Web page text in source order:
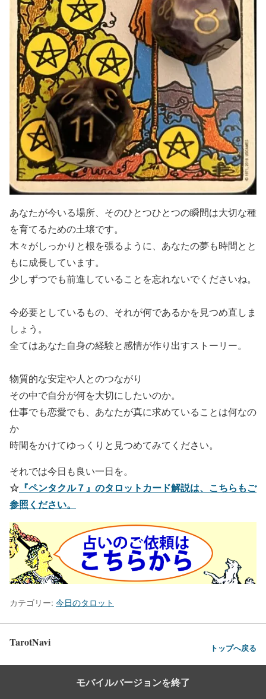
あなたが今いる場所、そのひとつひとつの瞬間は大切な種
を育てるための土壌です。
木々がしっかりと根を張るように、あなたの夢も時間とと
もに成長しています。
少しずつでも前進していることを忘れないでくださいね。
今必要としているもの、それが何であるかを見つめ直しま
しょう。
全てはあなた自身の経験と感情が作り出すストーリー。
物質的な安定や人とのつながり
その中で自分が何を大切にしたいのか。
仕事でも恋愛でも、あなたが真に求めていることは何なの
か
時間をかけてゆっくりと見つめてみてください。
それでは今日も良い一日を。
☆ 『ペンタクル７』のタロットカード解説は、こちらもご
参照ください。
カテゴリー: 今日のタロット
TarotNavi トップへ戻る
モバイルバージョンを終了